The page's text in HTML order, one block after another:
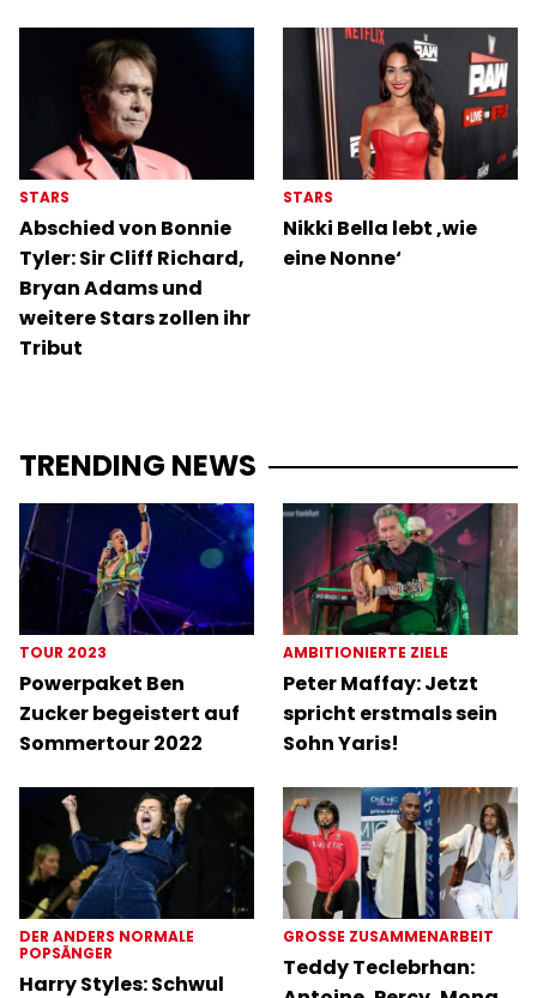
STARS
Abschied von Bonnie
Tyler: Sir Cliff Richard,
Bryan Adams und
weitere Stars zollen ihr
Tribut
STARS
Nikki Bella lebt ‚wie
eine Nonne‘
TRENDING NEWS
TOUR 2023
Powerpaket Ben
Zucker begeistert auf
Sommertour 2022
AMBITIONIERTE ZIELE
Peter Maffay: Jetzt
spricht erstmals sein
Sohn Yaris!
DER ANDERS NORMALE
POPSÄNGER
Harry Styles: Schwul
GROSSE ZUSAMMENARBEIT
Teddy Teclebrhan: